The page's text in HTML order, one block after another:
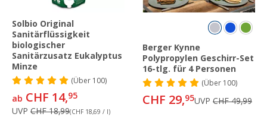
Solbio Original
Sanitärflüssigkeit
biologischer
Sanitärzusatz Eukalyptus
Minze
(Über100)
ab CHF 14,95
UVP CHF 18,99(CHF 18,69 / l)
Berger Kynne
Polypropylen Geschirr-Set
16-tlg. für 4 Personen
(Über100)
CHF 29,95UVP CHF 49,99